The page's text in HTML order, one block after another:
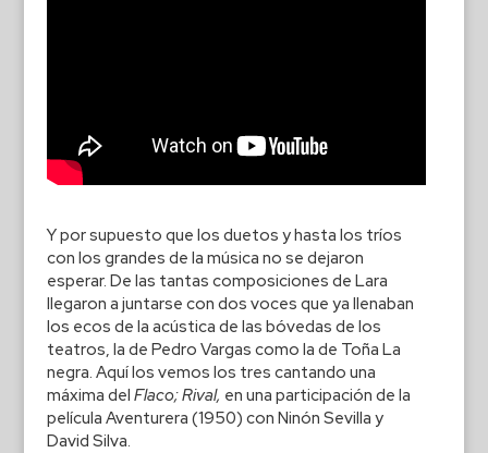
Y por supuesto que los duetos y hasta los tríos
con los grandes de la música no se dejaron
esperar. De las tantas composiciones de Lara
llegaron a juntarse con dos voces que ya llenaban
los ecos de la acústica de las bóvedas de los
teatros, la de Pedro Vargas como la de Toña La
negra. Aquí los vemos los tres cantando una
máxima del Flaco; Rival, en una participación de la
película Aventurera (1950) con Ninón Sevilla y
David Silva.